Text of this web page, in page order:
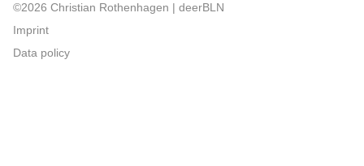
©2026 Christian Rothenhagen | deerBLN
Imprint
Data policy